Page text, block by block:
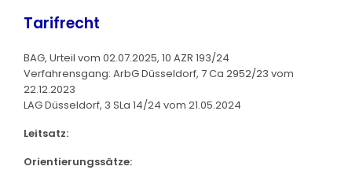
Tarifrecht
BAG, Urteil vom 02.07.2025, 10 AZR 193/24
Verfahrensgang: ArbG Düsseldorf, 7 Ca 2952/23 vom
22.12.2023
LAG Düsseldorf, 3 SLa 14/24 vom 21.05.2024
Leitsatz:
Orientierungssätze: